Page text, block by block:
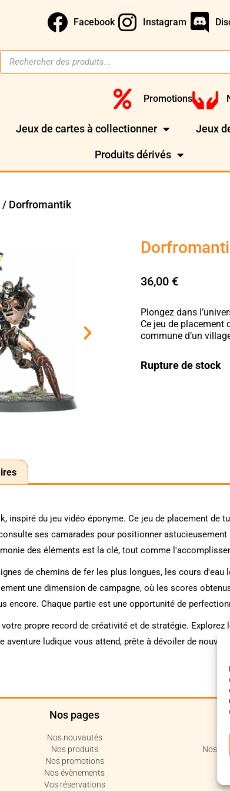
Facebook Instagram
Promotions
Jeux de cartes à collectionner Jeux
Produits dérivés
/ Dorfromantik
36,00 €
Plongez dans
Ce jeu de
commune d’un
Rupture de stock
inspiré du jeu vidéo éponyme. Ce jeu de placement
ses camarades pour positionner
des éléments est la clé, tout comme
de chemins de fer les plus longues, les cours
une dimension de campagne, où les scores
encore. Chaque partie est une opportunité de
propre record de créativité et de stratégie.
ludique vous attend, prête à dévoiler de
Nos pages
Nos nouvautés
Nos produits
Nos promotions
Nos évènements
Vos réservations
Nos